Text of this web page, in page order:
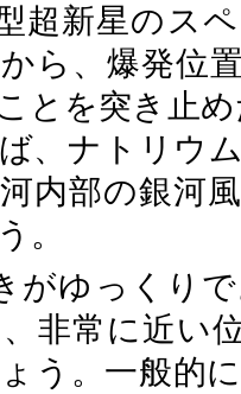
超新星のス
ら、爆発位
とを突き止
、ナトリウ
内部の銀河
。
がゆっくり
非常に近い
う。一般的